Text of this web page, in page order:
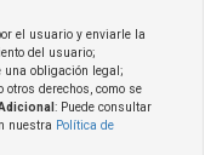
el usuario y enviarle la
del usuario;
una obligación legal;
derechos, como se
: Puede consultar
nuestra Política de